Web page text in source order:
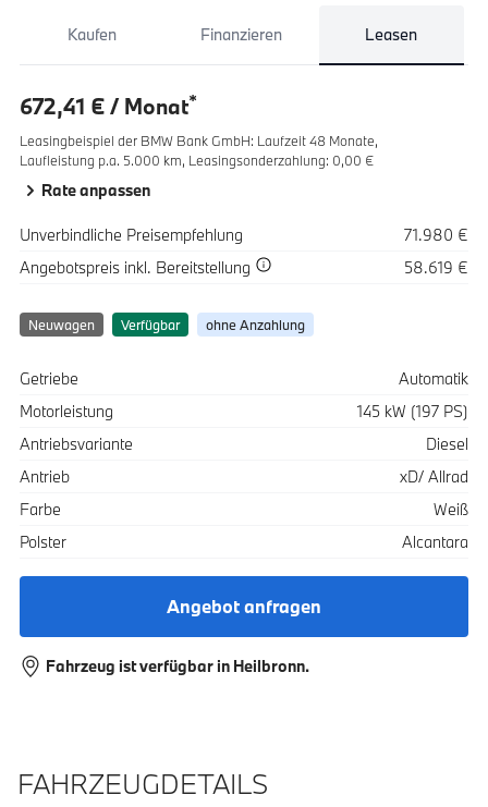
Kaufen Finanzieren Leasen
672,41 € / Monat*
Leasingbeispiel der BMW Bank GmbH: Laufzeit 48 Monate,
Laufleistung p.a. 5.000 km, Leasingsonderzahlung: 0,00 €
Rate anpassen
SpezifikationWert
Unverbindliche Preisempfehlung
71.980 €
Spezifikation Wert
Angebotspreis inkl. Bereitstellung 58.619 €
Neuwagen Verfügbar ohne Anzahlung
Spezifikation
Getriebe
Automatik
Motorleistung
145 kW (197 PS)
Antriebsvariante
Diesel
Antrieb
xD/ Allrad
Farbe
Weiß
Polster
Alcantara
Angebot anfragen
Fahrzeug ist verfügbar in Heilbronn.
FAHRZEUGDETAILS